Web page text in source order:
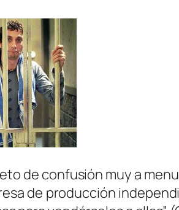
de confusión muy a
de producción